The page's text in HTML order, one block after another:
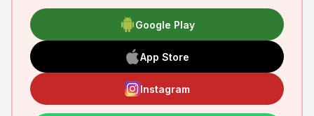
Google Play
App Store
Instagram